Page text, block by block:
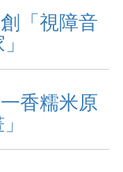
「視障音
香糯米原